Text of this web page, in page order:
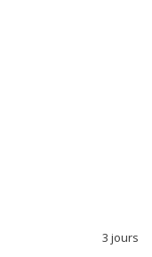
3 jours